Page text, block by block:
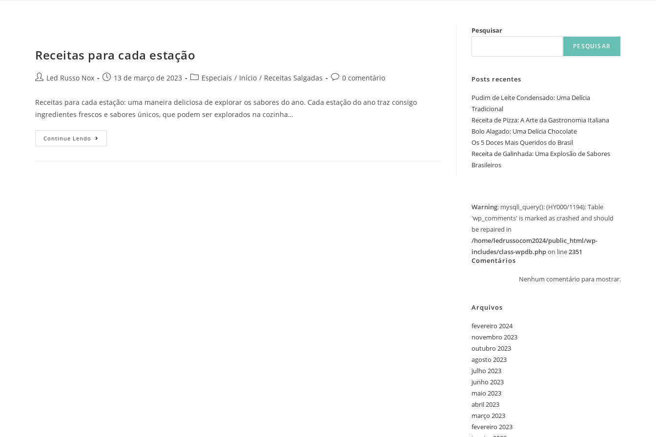
Receitas para cada estação
Led Russo Nox 13 de março de 2023 Especiais / Início / Receitas Salgadas 0 comentário
Receitas para cada estação: uma maneira deliciosa de explorar os sabores do ano. Cada estação do ano traz consigo
ingredientes frescos e sabores únicos, que podem ser explorados na cozinha…
Continue Lendo
Pesquisar
PESQUISAR
Posts recentes
Pudim de Leite Condensado: Uma Delícia
Tradicional
Receita de Pizza: A Arte da Gastronomia Italiana
Bolo Alagado: Uma Delícia Chocolate
Os 5 Doces Mais Queridos do Brasil
Receita de Galinhada: Uma Explosão de Sabores
Brasileiros
Warning: mysqli_query(): (HY000/1194): Table
'wp_comments' is marked as crashed and should
be repaired in
/home/ledrussocom2024/public_html/wp-
includes/class-wpdb.phpon line2351
Comentários
Nenhum comentário para mostrar.
Arquivos
fevereiro 2024
novembro 2023
outubro 2023
agosto 2023
julho 2023
junho 2023
maio 2023
abril 2023
março 2023
fevereiro 2023